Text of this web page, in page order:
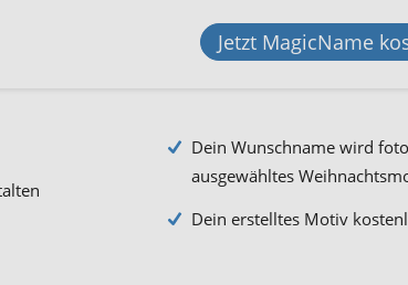
Jetzt MagicName
Dein Wunschname wird
ausgewähltes
Dein erstelltes Motiv